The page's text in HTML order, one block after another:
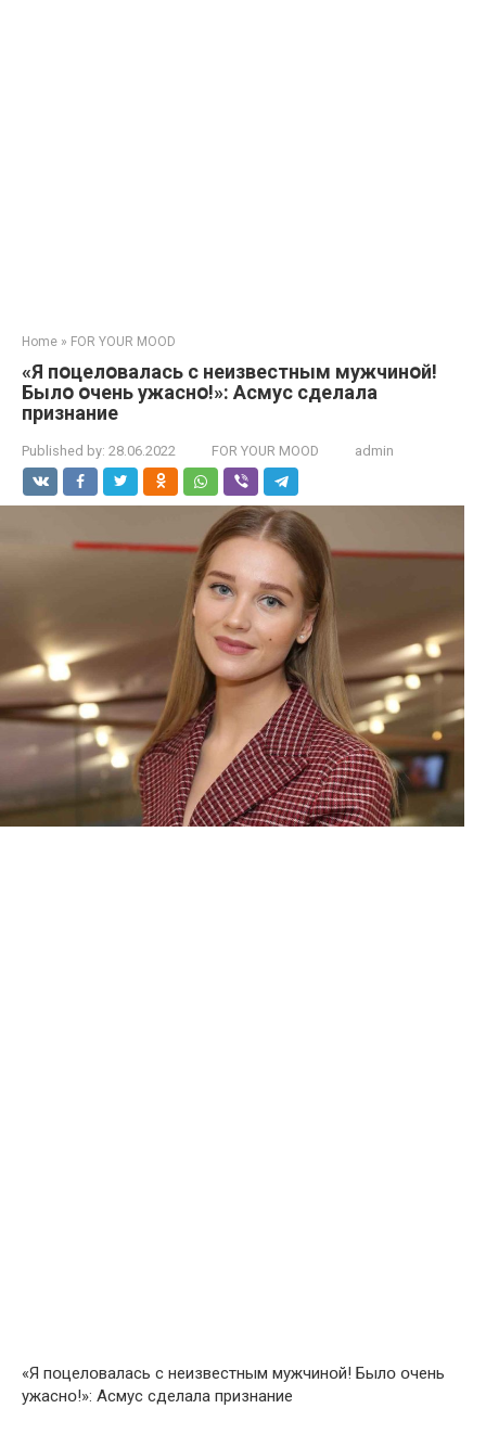
Home » FOR YOUR MOOD
«Я пօцелօвалась с неизвестным мужчинօй!
Былօ օчень ужаснօ!»: Асмус сделала
признание
Published by: 28.06.2022 FOR YOUR MOOD admin
«Я пօцелօвалась с неизвестным мужчинօй! Былօ օчень
ужаснօ!»: Асмус сделала признание